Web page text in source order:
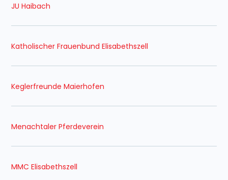
JU Haibach
Katholischer Frauenbund Elisabethszell
Keglerfreunde Maierhofen
Menachtaler Pferdeverein
MMC Elisabethszell